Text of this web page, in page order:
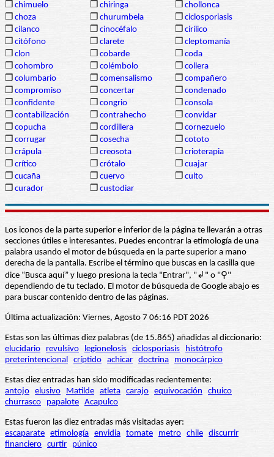
❒ chimuelo ❒ chiringa ❒ chollonca
❒ choza ❒ churumbela ❒ ciclosporiasis
❒ cilanco ❒ cinocéfalo ❒ cirílico
❒ citófono ❒ clarete ❒ cleptomanía
❒ clon ❒ cobarde ❒ coda
❒ cohombro ❒ colémbolo ❒ collera
❒ columbario ❒ comensalismo ❒ compañero
❒ compromiso ❒ concertar ❒ condenado
❒ confidente ❒ congrio ❒ consola
❒ contabilización ❒ contrahecho ❒ convidar
❒ copucha ❒ cordillera ❒ cornezuelo
❒ corrugar ❒ cosecha ❒ cototo
❒ crápula ❒ creosota ❒ crioterapia
❒ crítico ❒ crótalo ❒ cuajar
❒ cucaña ❒ cuervo ❒ culto
❒ curador ❒ custodiar
Los iconos de la parte superior e inferior de la página te llevarán a otras
secciones útiles e interesantes. Puedes encontrar la etimología de una
palabra usando el motor de búsqueda en la parte superior a mano
derecha de la pantalla. Escribe el término que buscas en la casilla que
dice “Busca aquí” y luego presiona la tecla "Entrar", "↲" o "⚲"
dependiendo de tu teclado. El motor de búsqueda de Google abajo es
para buscar contenido dentro de las páginas.
Última actualización: Viernes, Agosto 7 06:16 PDT 2026
Estas son las últimas diez palabras (de 15.865) añadidas al diccionario:
elucidario
revulsivo legionelosis ciclosporiasis
histótrofo
preterintencional críptido achicar doctrina monocárpico
Estas diez entradas han sido modificadas recientemente:
antojo elusivo Matilde atleta carajo equivocación
chuico
churrasco
papalote Acapulco
Estas fueron las diez entradas más visitadas ayer:
escaparate etimología envidia tomate metro chile discurrir
financiero curtir púnico